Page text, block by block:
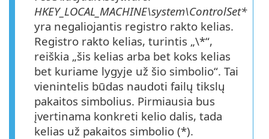
HKEY_LOCAL_MACHINE\system\ControlSet*
yra negaliojantis registro rakto kelias.
Registro rakto kelias, turintis „\*“,
reiškia „šis kelias arba bet koks kelias
bet kuriame lygyje už šio simbolio“. Tai
vienintelis būdas naudoti failų tikslų
pakaitos simbolius. Pirmiausia bus
įvertinama konkreti kelio dalis, tada
kelias už pakaitos simbolio (*).